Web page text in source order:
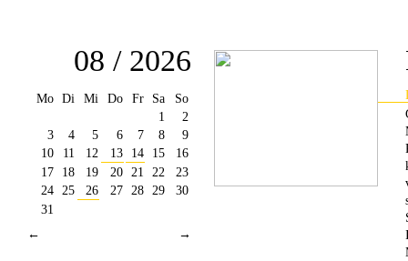
08 / 2026
Mo Di Mi Do Fr Sa
So
1
2
3
4 5 6 7 8
9
10
11 12 13 14 15
16
17
18 19 20 21 22
23
24 25 26 27 28 29
30
31
←
→